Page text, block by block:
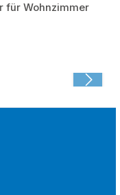
für Wohnzimmer